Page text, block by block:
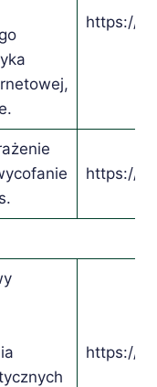
https://
https://
https://